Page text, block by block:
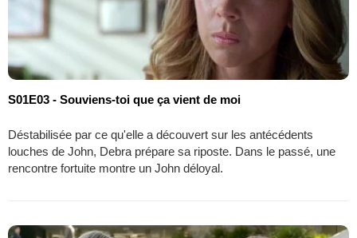
S01E03 - Souviens-toi que ça vient de moi
Déstabilisée par ce qu'elle a découvert sur les antécédents
louches de John, Debra prépare sa riposte. Dans le passé, une
rencontre fortuite montre un John déloyal.